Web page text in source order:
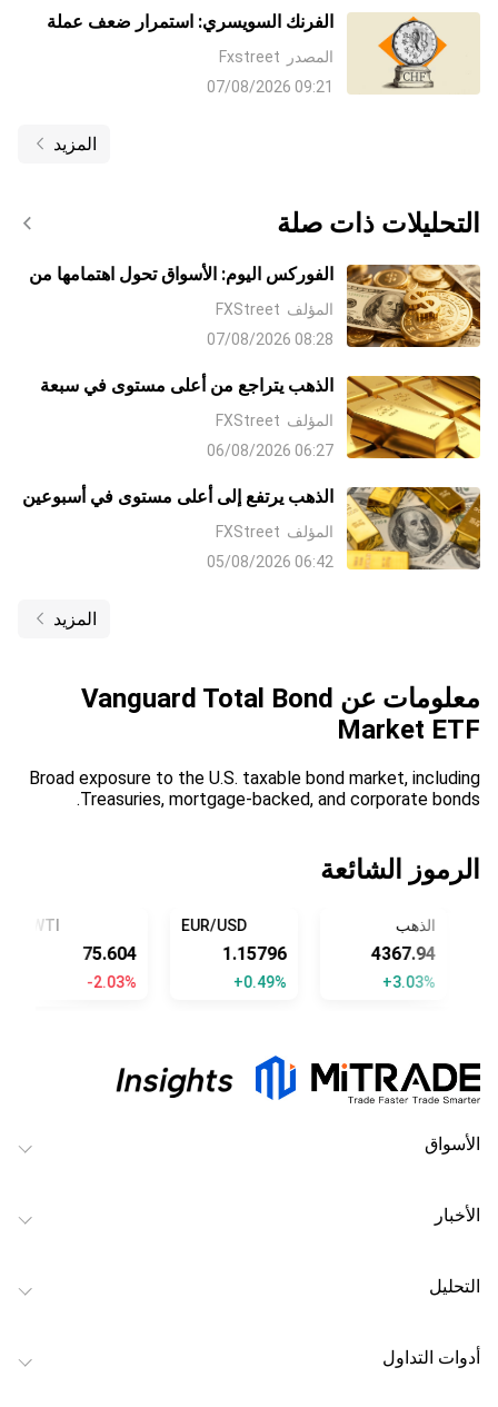
الفرنك السويسري: استمرار ضعف عملة
التمويل – OCBC
المصدر
Fxstreet
09:21 07/08/2026
المزيد
التحليلات ذات صلة
الفوركس اليوم: الأسواق تحول اهتمامها من
الشرق الأوسط إلى بيانات الوظائف غير
الزراعية NFP
المؤلف FXStreet
08:28 07/08/2026
الذهب يتراجع من أعلى مستوى في سبعة
أسابيع مع صعوبة الثيران في إيجاد قبول
فوق 4300 دولار
المؤلف FXStreet
06:27 06/08/2026
الذهب يرتفع إلى أعلى مستوى في أسبوعين
مع تراجع الدولار على آمال التوصل إلى
اتفاق مع إيران وتراجع رهانات رفع معدلات
المؤلف FXStreet
06:42 05/08/2026
المزيد
معلومات عن Vanguard Total Bond
Market ETF
Broad exposure to the U.S. taxable bond market, including
Treasuries, mortgage-backed, and corporate bonds.
الرموز الشائعة
الذهب
4367.92
+3.03%
EUR/USD
1.15805
+0.49%
WTI
75.595
-2.04%
الأسواق
الأخبار
التحليل
أدوات التداول